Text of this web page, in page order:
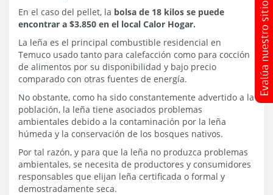
En el caso del pellet, la bolsa de 18 kilos se puede
encontrar a $3.850 en el local Calor Hogar.
La leña es el principal combustible residencial en
Temuco usado tanto para calefacción como para cocción
de alimentos por su disponibilidad y bajo precio
comparado con otras fuentes de energía.
No obstante, como ha sido constantemente advertido a la
población, la leña tiene asociados problemas
ambientales debido a la contaminación por la leña
húmeda y la conservación de los bosques nativos.
Por tal razón, y para que la leña no produzca problemas
ambientales, se necesita de productores y consumidores
responsables que elijan leña certificada o formal y
demostradamente seca.